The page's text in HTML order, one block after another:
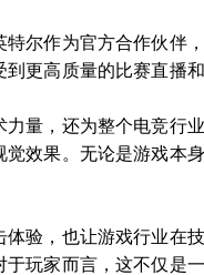
尔作为官方合作伙
更高质量的比赛直播和
量，还为整个电竞行
效果。无论是游戏
验，也让游戏行业
玩家而言，这不仅是